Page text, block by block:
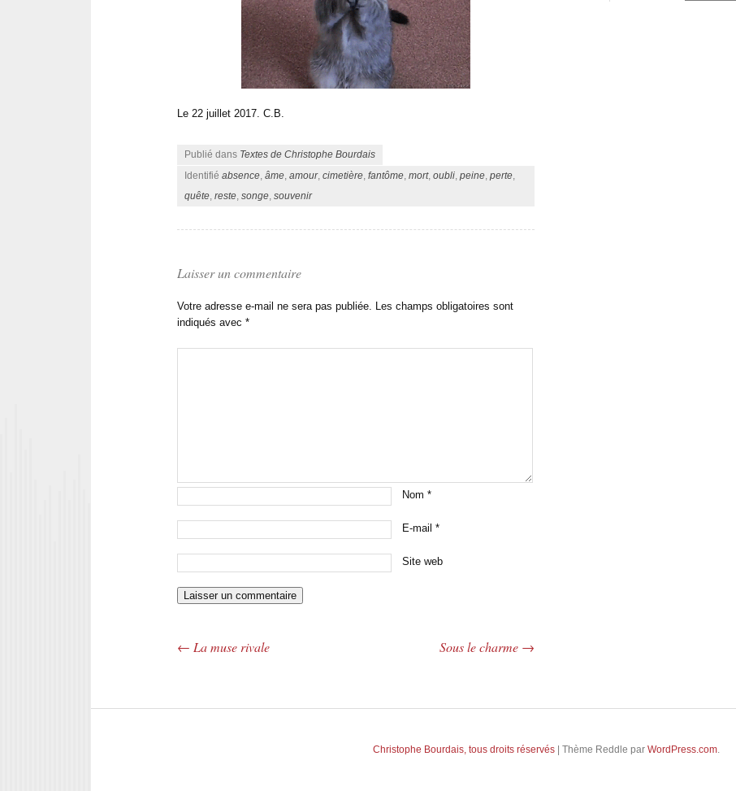
Le 22 juillet 2017. C.B.
Publié dans Textes de Christophe Bourdais
Identifié absence, âme, amour, cimetière, fantôme, mort, oubli, peine, perte,
quête, reste, songe, souvenir
Laisser un commentaire
Votre adresse e-mail ne sera pas publiée. Les champs obligatoires sont
indiqués avec *
Nom *
E-mail *
Site web
Navigation des articles
← La muse rivale Sous le charme →
Christophe Bourdais, tous droits réservés Thème Reddle par WordPress.com.